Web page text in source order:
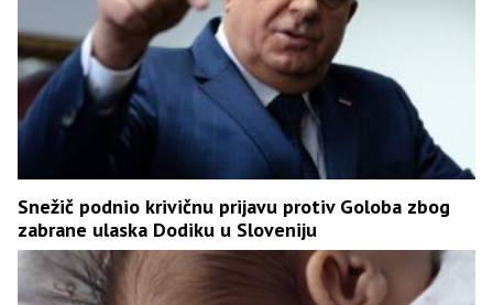
Snežič podnio krivičnu prijavu protiv Goloba zbog
zabrane ulaska Dodiku u Sloveniju